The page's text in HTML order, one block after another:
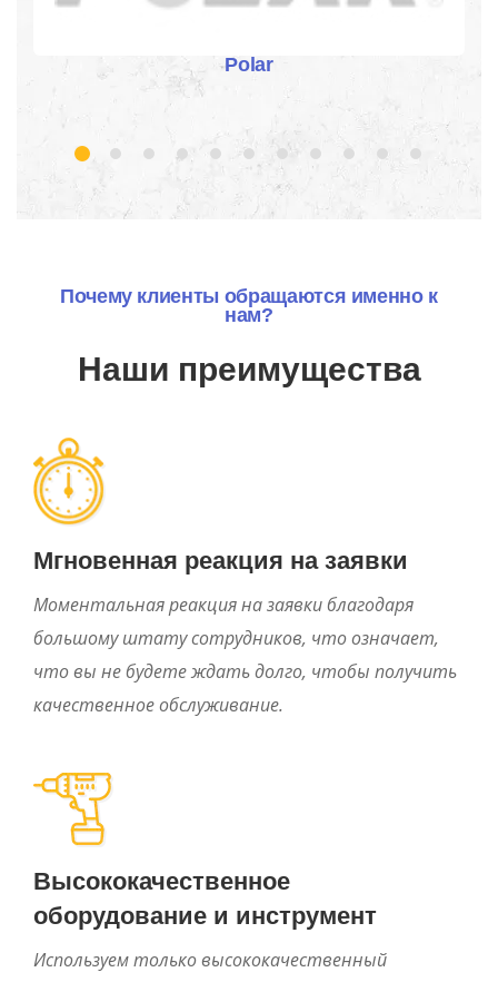
Polar
Почему клиенты обращаются именно к
нам?
Наши преимущества
Мгновенная реакция на заявки
Моментальная реакция на заявки благодаря
большому штату сотрудников, что означает,
что вы не будете ждать долго, чтобы получить
качественное обслуживание.
Высококачественное
оборудование и инструмент
Используем только высококачественный